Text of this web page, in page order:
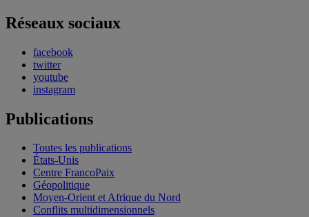
Réseaux sociaux
facebook
twitter
youtube
instagram
Publications
Toutes les publications
États-Unis
Centre FrancoPaix
Géopolitique
Moyen-Orient et Afrique du Nord
Conflits multidimensionnels